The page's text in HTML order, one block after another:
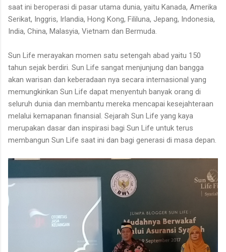
saat ini beroperasi di pasar utama dunia, yaitu Kanada, Amerika
Serikat, Inggris, Irlandia, Hong Kong, Fililuna, Jepang, Indonesia,
India, China, Malasyia, Vietnam dan Bermuda.
Sun Life merayakan momen satu setengah abad yaitu 150
tahun sejak berdiri. Sun Life sangat menjunjung dan bangga
akan warisan dan keberadaan nya secara internasional yang
memungkinkan Sun Life dapat menyentuh banyak orang di
seluruh dunia dan membantu mereka mencapai kesejahteraan
melalui kemapanan finansial. Sejarah Sun Life yang kaya
merupakan dasar dan inspirasi bagi Sun Life untuk terus
membangun Sun Life saat ini dan bagi generasi di masa depan.